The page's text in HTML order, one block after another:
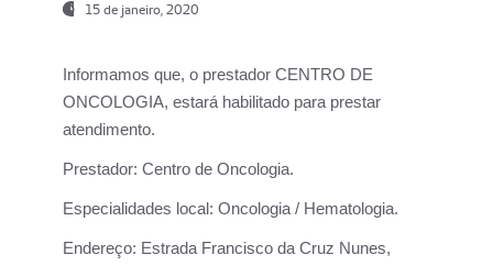
15 de janeiro, 2020
Informamos que, o prestador CENTRO DE
ONCOLOGIA, estará habilitado para prestar
atendimento.
Prestador: Centro de Oncologia.
Especialidades local: Oncologia / Hematologia.
Endereço: Estrada Francisco da Cruz Nunes,